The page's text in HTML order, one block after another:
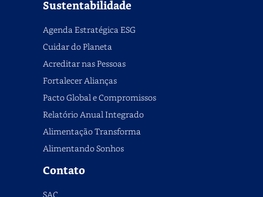
Sustentabilidade
Agenda Estratégica ESG
Cuidar do Planeta
Acreditar nas Pessoas
Fortalecer Alianças
Pacto Global e Compromissos
Relatório Anual Integrado
Alimentação Transforma
Alimentando Sonhos
Contato
SAC